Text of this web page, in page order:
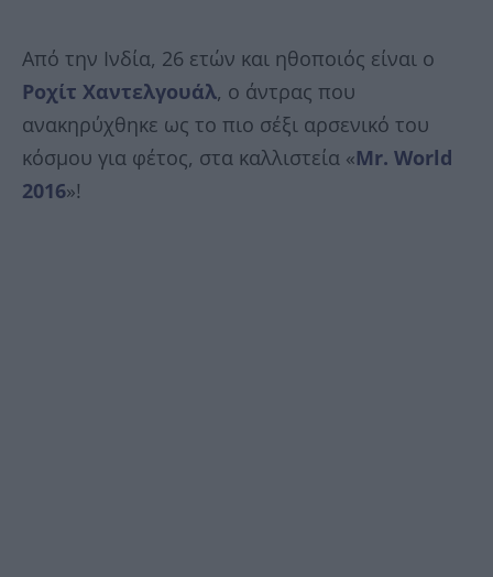
Από την Ινδία, 26 ετών και ηθοποιός είναι ο
Ροχίτ Χαντελγουάλ, ο άντρας που
ανακηρύχθηκε ως το πιο σέξι αρσενικό του
κόσμου για φέτος, στα καλλιστεία «Mr. World
2016»!